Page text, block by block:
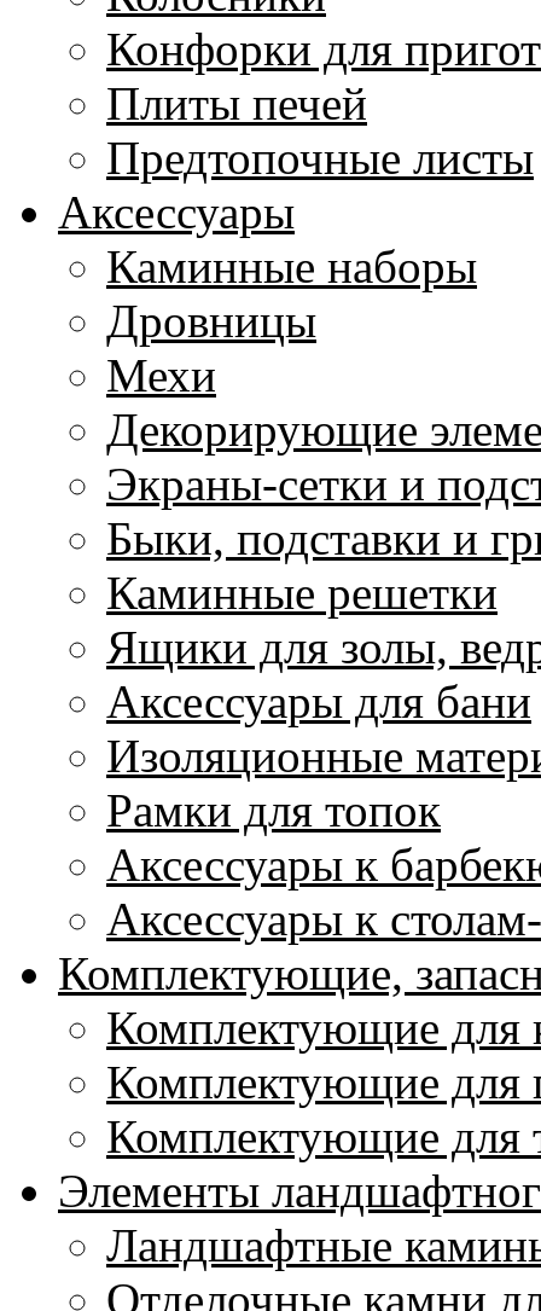
Конфорки для
Плиты печей
Предтопочные листы
Аксессуары
Каминные наборы
Дровницы
Мехи
Декорирующие
Экраны-сетки и
Быки, подставки и
Каминные решетки
Ящики для золы,
Аксессуары для бани
Изоляционные
Рамки для топок
Аксессуары к
Аксессуары к
Комплектующие,
Комплектующие для
Комплектующие для
Комплектующие для
Элементы
Ландшафтные
Отделочные камни